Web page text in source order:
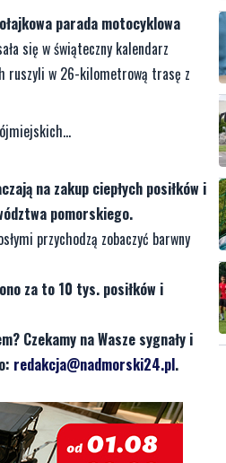
parada motocyklowa
się w świąteczny kalendarz
ruszyli w 26-kilometrową trasę z
na zakup ciepłych posiłków i
pomorskiego.
przychodzą zobaczyć barwny
za to 10 tys. posiłków i
Czekamy na Wasze sygnały i
redakcja@nadmorski24.pl.